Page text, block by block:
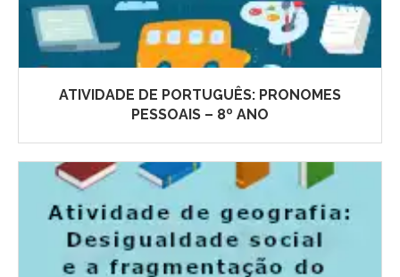
ATIVIDADE DE PORTUGUÊS: PRONOMES
PESSOAIS – 8º ANO